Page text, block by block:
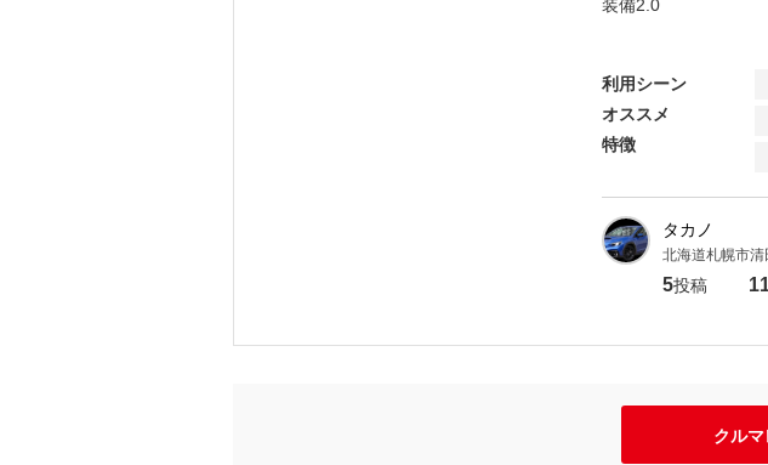
装備2.0
利用シーン
オススメ
特徴
タカノ
北海道札幌市清
5投稿
クル